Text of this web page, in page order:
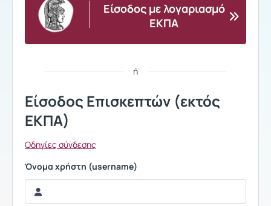
Είσοδος με λογαριασμό
ΕΚΠΑ
ή
Είσοδος Επισκεπτών (εκτός
ΕΚΠΑ)
Οδηγίες σύνδεσης
Όνομα χρήστη (username)